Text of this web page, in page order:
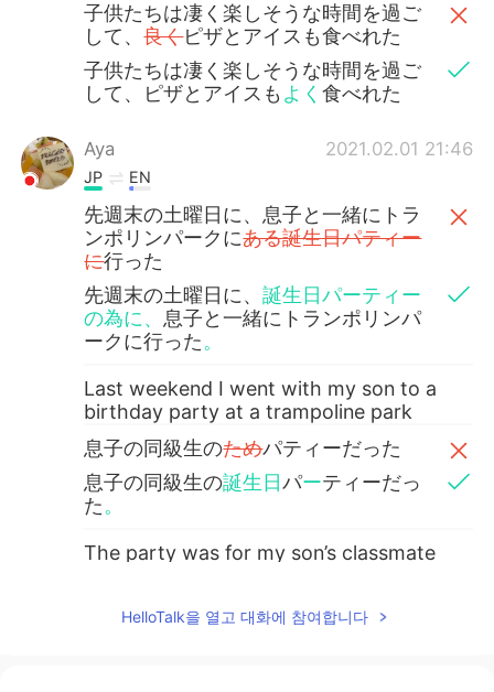
子供たちは凄く楽しそうな時間を過ご
して、良くピザとアイスも食べれた
子供たちは凄く楽しそうな時間を過ご
して、ピザとアイスも よく食べれた
Aya 2021.02.01 21:46
JP EN
先週末の土曜日に、息子と一緒にトラ
ンポリンパークにある誕生日パティー
に行った
先週末の土曜日に、誕生日パーティー
の為に、 息子と一緒にトランポリンパ
ークに行った。
Last weekend I went with my son to a
birthday party at a trampoline park
息子の同級生のためパティーだった
息子の同級生の誕生日パーティーだっ
た。
The party was for my son’s classmate
して、良くピザとアイスも食べれた
HelloTalk을 열고 대화에 참여합니다